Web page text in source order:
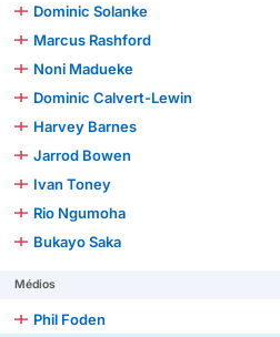
Dominic Solanke
Marcus Rashford
Noni Madueke
Dominic Calvert-Lewin
Harvey Barnes
Jarrod Bowen
Ivan Toney
Rio Ngumoha
Bukayo Saka
Médios
Phil Foden